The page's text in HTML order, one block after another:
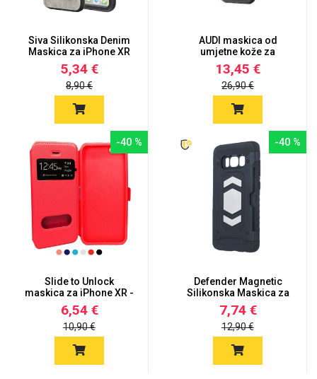
Siva Silikonska Denim
Maskica za iPhone XR
5,34 €
8,90 €
AUDI maskica od
umjetne kože za
iPhone XR
13,45 €
26,90 €
-40 %
Slide to Unlock
maskica za iPhone XR -
Više bo...
6,54 €
10,90 €
-40 %
Defender Magnetic
Silikonska Maskica za
iPhone...
7,74 €
12,90 €